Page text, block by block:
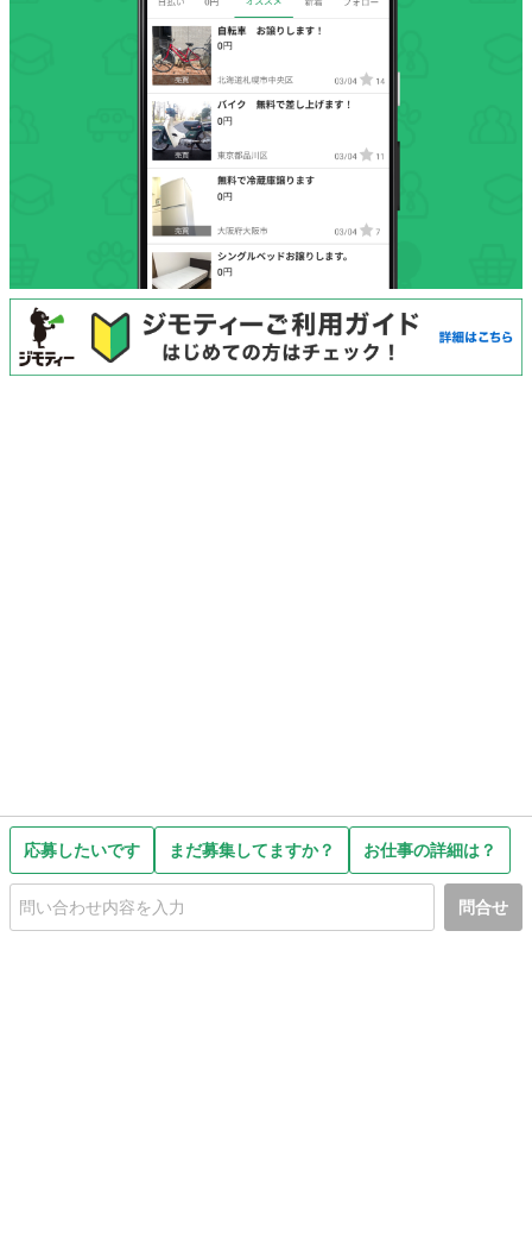
応募したいです まだ募集してますか？ お仕事の詳細は？
問合せ